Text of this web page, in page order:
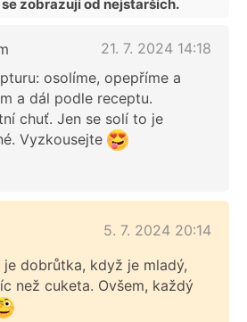
zobrazují od nejstarších.
21. 7. 2024 14:18
osolíme, opepříme a
a dál podle receptu.
chuť. Jen se solí to je
Vyzkousejte
5. 7. 2024 20:14
dobrůtka, když je mladý,
než cuketa. Ovšem, každý